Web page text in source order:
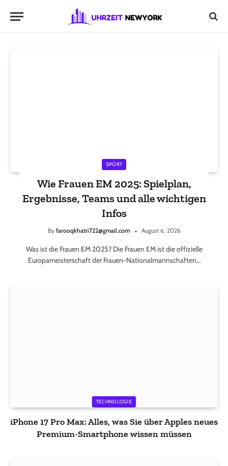
SPORT
Wie Frauen EM 2025: Spielplan,
Ergebnisse, Teams und alle wichtigen
Infos
By farooqkhatri722@gmail.com August 6, 2026
Was ist die Frauen EM 2025? Die Frauen EM ist die offizielle
Europameisterschaft der Frauen-Nationalmannschaften…
TECHNOLOGIE
iPhone 17 Pro Max: Alles, was Sie über Apples neues
Premium-Smartphone wissen müssen